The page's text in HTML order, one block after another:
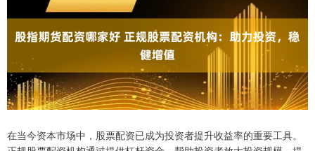
在当今资本市场中，股票配资已成为投资者提升收益率的重要工具。